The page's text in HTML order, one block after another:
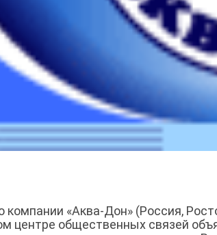
компании «Аква-Дон» (Россия,
центре общественных связей